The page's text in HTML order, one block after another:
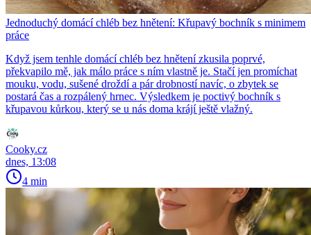
Jednoduchý domácí chléb bez hnětení: Křupavý bochník s minimem
práce
Když jsem tenhle domácí chléb bez hnětení zkusila poprvé,
překvapilo mě, jak málo práce s ním vlastně je. Stačí jen promíchat
mouku, vodu, sušené droždí a pár drobností navíc, o zbytek se
postará čas a rozpálený hrnec. Výsledkem je poctivý bochník s
křupavou kůrkou, který se u nás doma krájí ještě vlažný.
Cooky.cz
dnes, 13:08
4 min